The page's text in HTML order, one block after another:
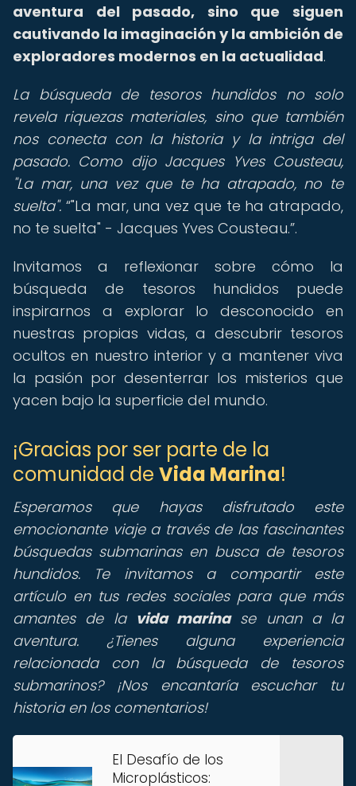
aventura del pasado, sino que siguen
cautivando la imaginación y la ambición de
exploradores modernos en la actualidad.
La búsqueda de tesoros hundidos no solo
revela riquezas materiales, sino que también
nos conecta con la historia y la intriga del
pasado. Como dijo Jacques Yves Cousteau,
"La mar, una vez que te ha atrapado, no te
suelta". "La mar, una vez que te ha atrapado,
no te suelta" - Jacques Yves Cousteau. .
Invitamos a reflexionar sobre cómo la
búsqueda de tesoros hundidos puede
inspirarnos a explorar lo desconocido en
nuestras propias vidas, a descubrir tesoros
ocultos en nuestro interior y a mantener viva
la pasión por desenterrar los misterios que
yacen bajo la superficie del mundo.
¡Gracias por ser parte de la
comunidad de Vida Marina!
Esperamos que hayas disfrutado este
emocionante viaje a través de las fascinantes
búsquedas submarinas en busca de tesoros
hundidos. Te invitamos a compartir este
artículo en tus redes sociales para que más
amantes de la vida marinase unan a la
aventura. ¿Tienes alguna experiencia
relacionada con la búsqueda de tesoros
submarinos? ¡Nos encantaría escuchar tu
historia en los comentarios!
El Desafío de los
Microplásticos: